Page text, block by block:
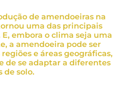
de amendoeiras na
uma das principais
embora o clima seja uma
a amendoeira pode ser
e áreas geográficas,
de se adaptar a diferentes
de solo.